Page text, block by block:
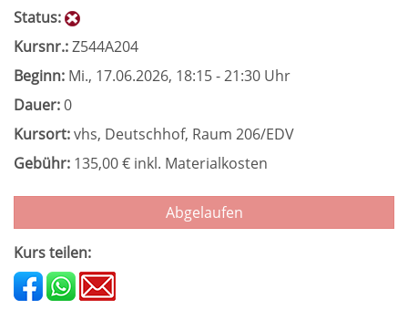
Status:
Kursnr.:Z544A204
Beginn: Mi., 17.06.2026, 18:15 - 21:30 Uhr
Dauer:0
Kursort:vhs, Deutschhof, Raum 206/EDV
Gebühr: 135,00 € inkl. Materialkosten
Abgelaufen
Kurs teilen: